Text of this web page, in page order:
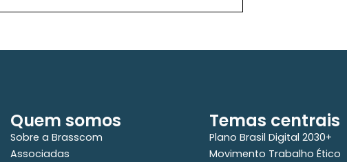
Quem somos
Sobre a Brasscom
Associadas
Temas centrais
Plano Brasil Digital 2030+
Movimento Trabalho Ético